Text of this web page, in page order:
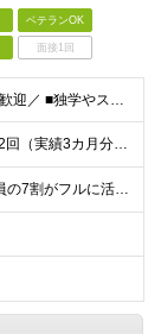
ベテランOK
面接1回
＼実務未経験OK！第二新卒も歓迎／ ■独学やスクール・職業訓練校等でプログラミングに触れている方 ■学歴不問 └まずはお会いするスタイルです！ 建設業界のコンサルタントなど、異業種の先輩も活躍中！
月給24万円～25万円＋賞与年2回（実績3カ月分）＋住宅・家族手当 ※経験・年齢・能力を考慮し、当社規定により決定します。 ※試用期間3カ月（給与、待遇に差異はありません） ※残業代は全額支給いたしま
★週3日までリモートOK（社員の7割がフルに活用中！） ★駅チカで通勤快適！ ★遠方からのUIターンも歓迎！ ■東京本社 東京都台東区上野6丁目16番地22号 上野TGビル4階 ～アクセス～ ■各